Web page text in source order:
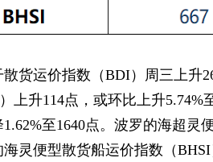
货运价指数（BDI）周三上升
上升114点，或环比上升5.74%
至1640点。波罗的海超灵
灵便型散货船运价指数（BHSI